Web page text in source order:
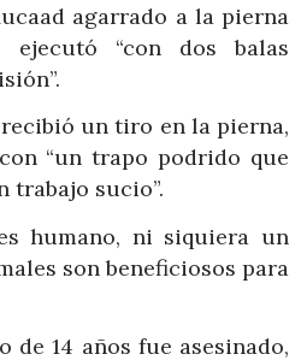
agarrado a la pierna
“con dos balas
un tiro en la pierna,
“un trapo podrido que
trabajo sucio”.
humano, ni siquiera un
son beneficiosos para
de 14 años fue asesinado,